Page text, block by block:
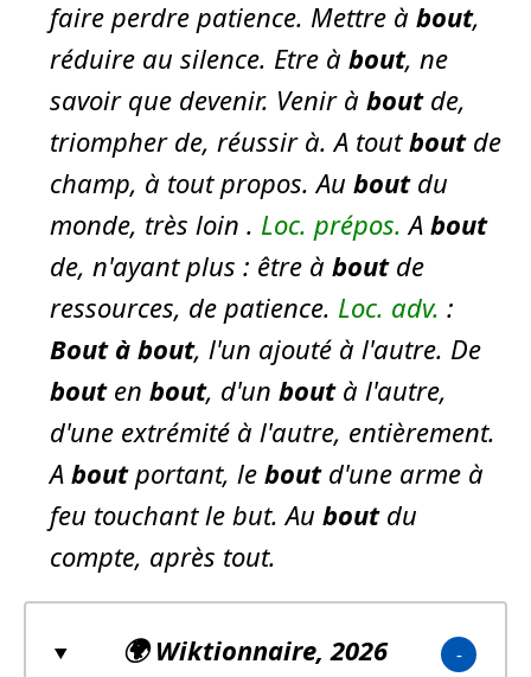
faire perdre patience. Mettre à bout,
réduire au silence. Etre à bout, ne
savoir que devenir. Venir à boutde,
triompher de, réussir à. A toutboutde
champ, à tout propos. Au boutdu
monde, très loin . Loc. prépos. A bout
de, n'ayant plus : être à boutde
ressources, de patience. Loc. adv. :
Boutà bout, l'un ajouté à l'autre. De
bouten bout, d'un boutà l'autre,
d'une extrémité à l'autre, entièrement.
A boutportant, le boutd'une arme à
feu touchant le but. Au boutdu
compte, après tout.
🌍Wiktionnaire, 2026